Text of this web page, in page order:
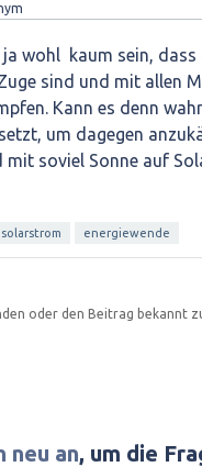
wohl kaum sein, dass
sind und mit allen
Kann es denn
um dagegen
soviel Sonne auf
solarstrom energiewende
oder den Beitrag bekannt
neu an, um die